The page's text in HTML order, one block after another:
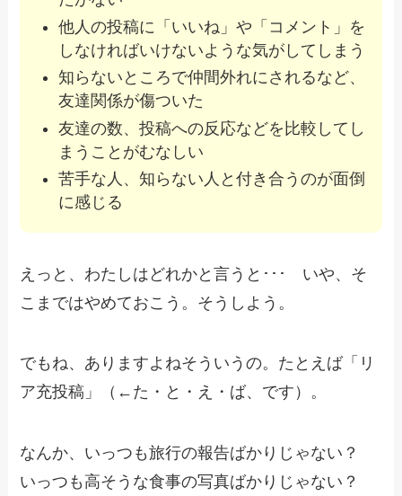
他人の投稿に「いいね」や「コメント」を
しなければいけないような気がしてしまう
知らないところで仲間外れにされるなど、
友達関係が傷ついた
友達の数、投稿への反応などを比較してし
まうことがむなしい
苦手な人、知らない人と付き合うのが面倒
に感じる
えっと、わたしはどれかと言うと･･･ いや、そ
こまではやめておこう。そうしよう。
でもね、ありますよねそういうの。たとえば「リ
ア充投稿」（←た・と・え・ば、です）。
なんか、いっつも旅行の報告ばかりじゃない？
いっつも高そうな食事の写真ばかりじゃない？